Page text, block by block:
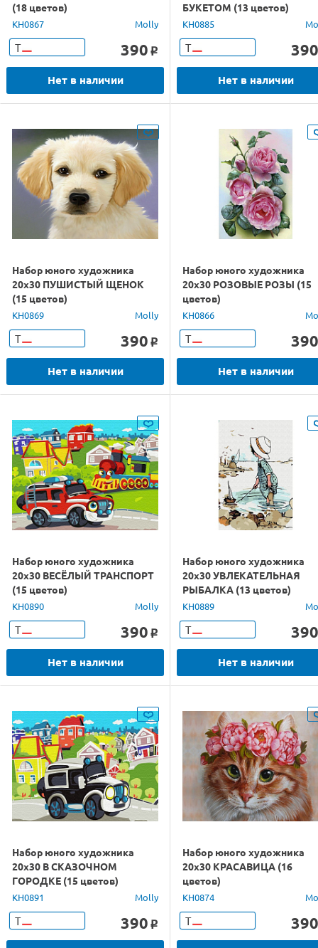
(18 цветов)
KH0867 Molly
Т 390 o
Нет в наличии
БУКЕТОМ (13 цветов)
KH0885
Т 390
Нет в наличии
Набор юного художника
20х30 ПУШИСТЫЙ ЩЕНОК
(15 цветов)
KH0869 Molly
Т 390 o
Нет в наличии
Набор юного художника
20х30 РОЗОВЫЕ РОЗЫ (15
цветов)
KH0866
Т 390
Нет в наличии
Набор юного художника
20х30 ВЕСЁЛЫЙ ТРАНСПОРТ
(15 цветов)
KH0890 Molly
Т 390 o
Нет в наличии
Набор юного художника
20х30 УВЛЕКАТЕЛЬНАЯ
РЫБАЛКА (13 цветов)
KH0889
Т 390
Нет в наличии
Набор юного художника
20х30 В СКАЗОЧНОМ
ГОРОДКЕ (15 цветов)
KH0891 Molly
Т 390 o
Набор юного художника
20х30 КРАСАВИЦА (16
цветов)
KH0874
Т 390